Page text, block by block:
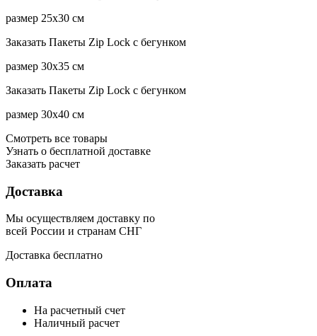
размер 25x30 см
Заказать Пакеты Zip Lock с бегунком
размер 30x35 см
Заказать Пакеты Zip Lock с бегунком
размер 30x40 см
Смотреть все товары
Узнать о бесплатной доставке
Заказать расчет
Доставка
Мы осуществляем доставку по
всей России и странам СНГ
Доставка бесплатно
Оплата
На расчетный счет
Наличный расчет